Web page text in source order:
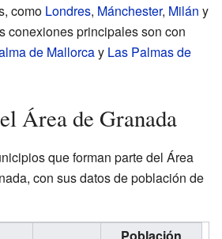
como Londres, Mánchester, Milán y
conexiones principales son con
de Mallorcay Las Palmas de
Área de Granada
que forman parte del Área
con sus datos de población de
Población